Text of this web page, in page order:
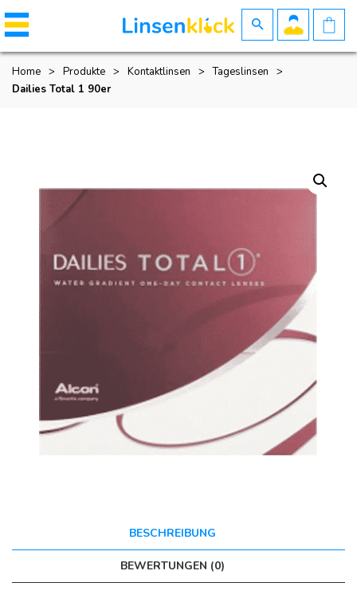
Home > Produkte > Kontaktlinsen > Tageslinsen
>
Dailies Total 1 90er
BESCHREIBUNG
BEWERTUNGEN (0)